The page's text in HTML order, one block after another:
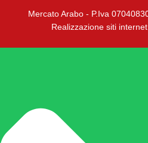
Mercato Arabo - P.Iva
Realizzazione siti